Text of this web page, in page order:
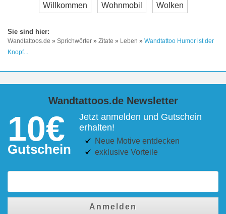
Willkommen Wohnmobil Wolken
Wandtattoos.de » Sprichwörter » Zitate » Leben » Wandtattoo Humor ist der
Knopf...
Wandtattoos.de Newsletter
10€
Gutschein
Jetzt anmelden und Gutschein
erhalten!
Neue Motive entdecken
exklusive Vorteile
Anmelden